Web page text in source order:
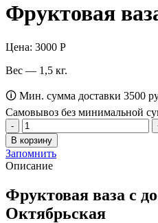
Фруктовая
Цена: 3000 Р
Вес — 1,5 кг.
🛈 Мин. сумма доставки 3500
Самовывоз без минимальной
Количество
товара
Фруктовая
ваза
В корзину
Запомнить
Описание
Фруктовая ваза с
Октябрьская